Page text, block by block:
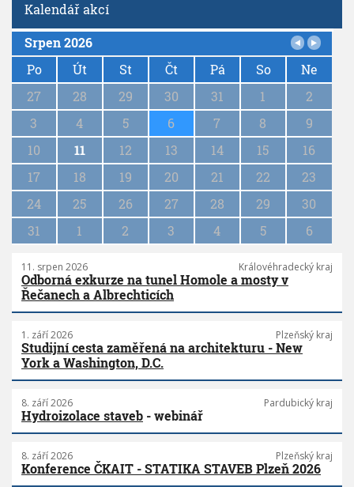
Kalendář akcí
P
g
a
i
o
Srpen 2026
Po
Út St Čt Pá So
Ne
27
28 29 30 31 1
2
3
4 5 6 7 8
9
10
11 12 13 14 15
16
17
18 19 20 21 22
23
24
25 26 27 28 29
30
31
1 2 3 4 5 6
11. srpen 2026 Královéhradecký kraj
Odborná exkurze na tunel Homole a mosty v
Řečanech a Albrechticích
1. září 2026 Plzeňský kraj
Studijní cesta zaměřená na architekturu - New
York a Washington, D.C.
8. září 2026 Pardubický kraj
Hydroizolace staveb - webinář
8. září 2026 Plzeňský kraj
Konference ČKAIT - STATIKA STAVEB Plzeň 2026